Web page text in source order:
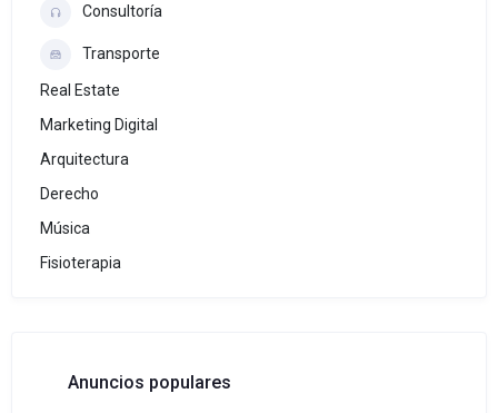
Consultoría
Transporte
Real Estate
Marketing Digital
Arquitectura
Derecho
Música
Fisioterapia
Anuncios populares